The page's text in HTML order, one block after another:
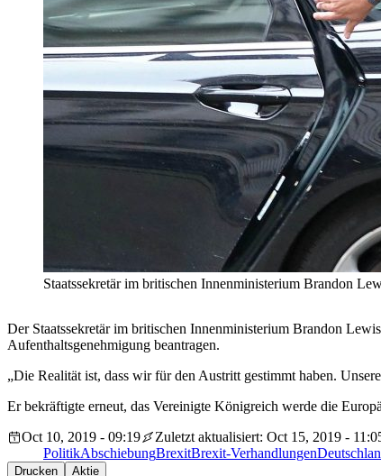
Staatssekretär im britischen Innenministerium Brandon
Der Staatssekretär im britischen Innenministerium Brandon
Aufenthaltsgenehmigung beantragen.
„Die Realität ist, dass wir für den Austritt gestimmt haben.
Er bekräftigte erneut, das Vereinigte Königreich werde die
Oct 10, 2019 - 09:19
Zuletzt aktualisiert: Oct 15, 2019 -
PolitikAbschiebungBrexitBrexit-Verhandlungen
Drucken Aktie